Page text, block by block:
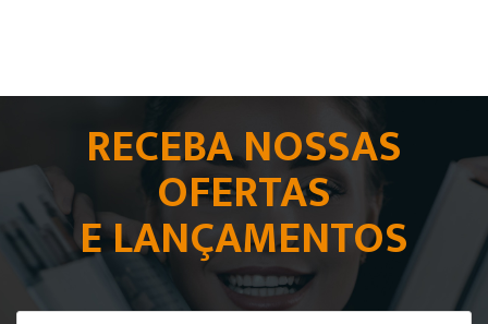
RECEBA NOSSAS
OFERTAS
E LANÇAMENTOS